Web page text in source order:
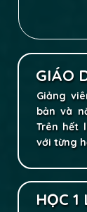
HỌC
GIÁO
Giảng
bản và
Trên hết
với từng